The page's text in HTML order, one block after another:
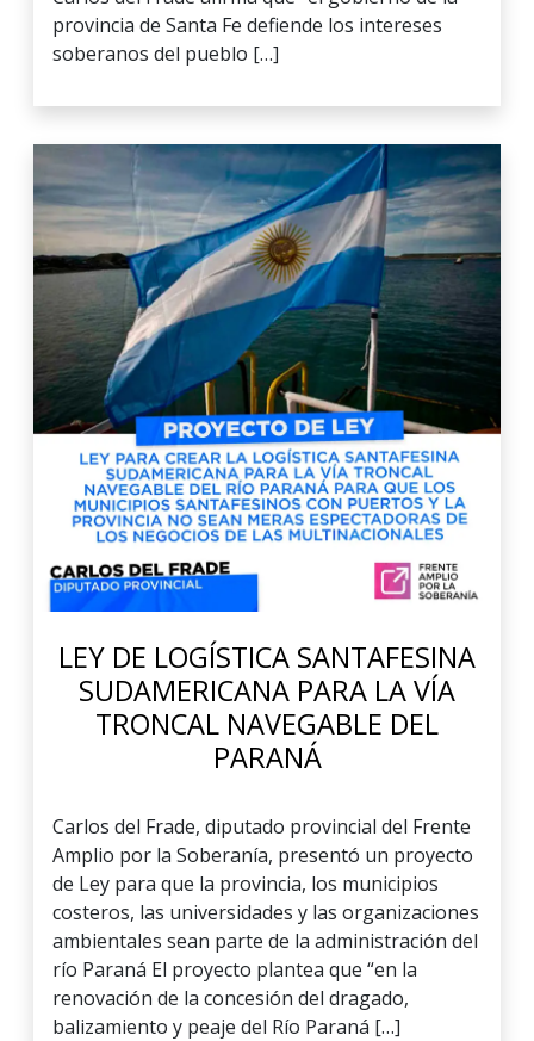
provincia de Santa Fe defiende los intereses
soberanos del pueblo […]
LEY DE LOGÍSTICA SANTAFESINA
SUDAMERICANA PARA LA VÍA
TRONCAL NAVEGABLE DEL
PARANÁ
Carlos del Frade, diputado provincial del Frente
Amplio por la Soberanía, presentó un proyecto
de Ley para que la provincia, los municipios
costeros, las universidades y las organizaciones
ambientales sean parte de la administración del
río Paraná El proyecto plantea que “en la
renovación de la concesión del dragado,
balizamiento y peaje del Río Paraná […]